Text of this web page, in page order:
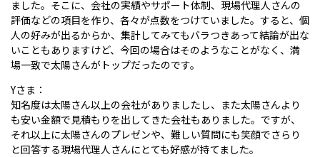
ました。そこに、会社の実績やサポート体制、現場代理人さんの
評価などの項目を作り、各々が点数をつけていました。すると、個
人の好みが出るからか、集計してみてもバラつきあって結論が出な
いこともありますけど、今回の場合はそのようなことがなく、満
場一致で太陽さんがトップだったのです。
Yさま：
知名度は太陽さん以上の会社がありましたし、また太陽さんより
も安い金額で見積もりを出してきた会社もありました。ですが、
それ以上に太陽さんのプレゼンや、難しい質問にも笑顔でさらり
と回答する現場代理人さんにとても好感が持てました。